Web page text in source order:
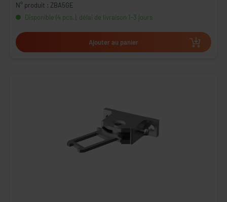
N° produit : ZBA5GE
Disponible (4 pcs.), délai de livraison 1-3 jours
Ajouter au panier